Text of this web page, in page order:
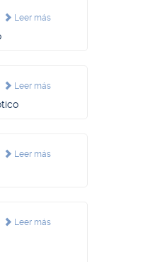
Leer más
Leer más
Leer más
Leer más